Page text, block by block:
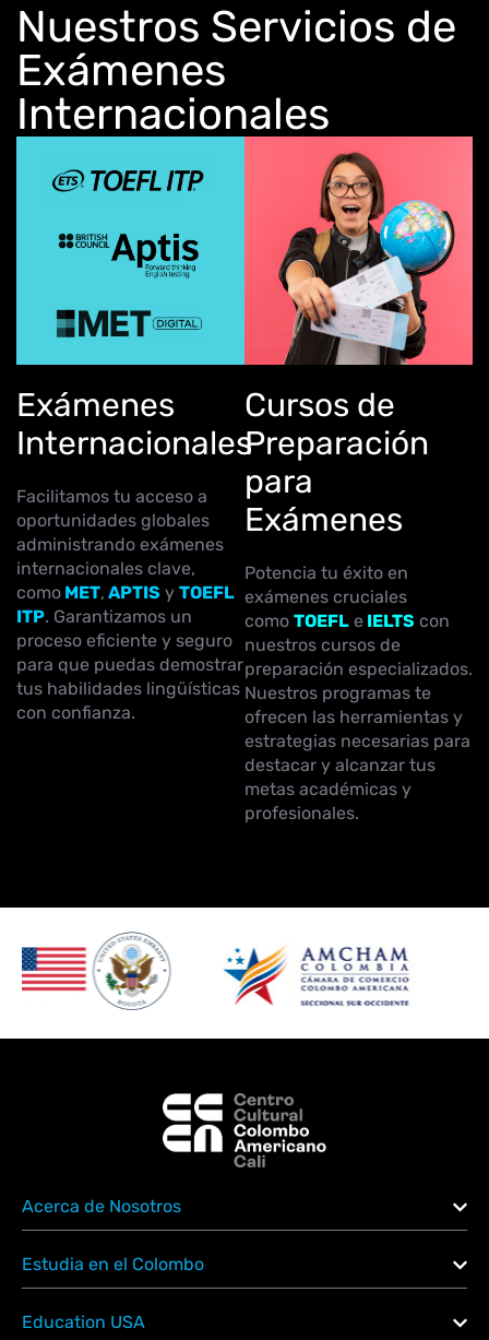
Nuestros Servicios de
Exámenes
Internacionales
Exámenes
Internacionales
Facilitamos tu acceso a
oportunidades globales
administrando exámenes
internacionales clave,
como MET, APTIS y TOEFL
ITP. Garantizamos un
proceso eficiente y seguro
para que puedas demostrar
tus habilidades lingüísticas
con confianza.
Cursos de
Preparación
para
Exámenes
Potencia tu éxito en
exámenes cruciales
como TOEFL e IELTS con
nuestros cursos de
preparación especializados.
Nuestros programas te
ofrecen las herramientas y
estrategias necesarias para
destacar y alcanzar tus
metas académicas y
profesionales.
Acerca de Nosotros
Estudia en el Colombo
Education USA